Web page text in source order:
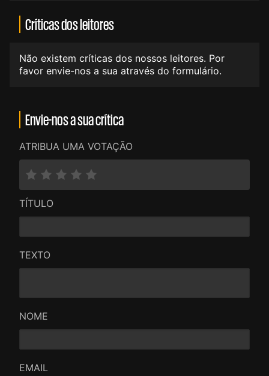
Críticas dos leitores
Não existem críticas dos nossos leitores. Por
favor envie-nos a sua através do formulário.
Envie-nos a sua crítica
ATRIBUA UMA VOTAÇÃO
TÍTULO
TEXTO
NOME
EMAIL